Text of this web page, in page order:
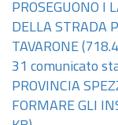
PROSEGUONO I
DELLA STRADA
TAVARONE
31 comunicato
PROVINCIA
FORMARE GLI